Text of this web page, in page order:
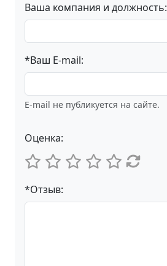
Ваша компания и должность:
*Ваш E-mail:
E-mail не публикуется на сайте.
Оценка:
*Отзыв: